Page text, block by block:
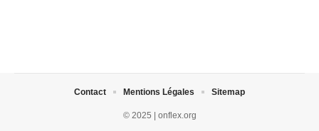
© 2025 | onflex.org
Contact Mentions Légales Sitemap